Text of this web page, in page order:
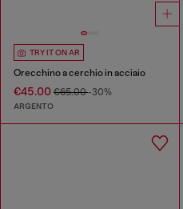
TRY IT ON AR
Orecchino a cerchio in acciaio
€45.00 €65.00-30%
ARGENTO